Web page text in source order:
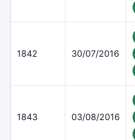
1842 30/07/2016
1843 03/08/2016